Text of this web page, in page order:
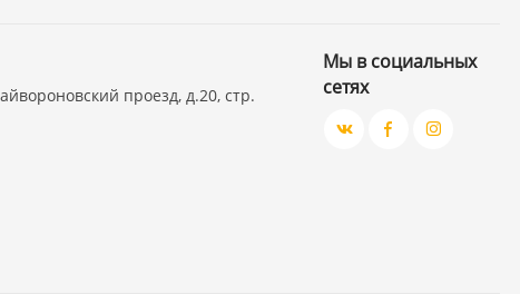
проезд, д.20, стр.
Мы в социальных
сетях